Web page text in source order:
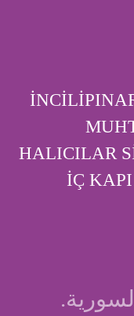
HALICILAR
İÇ
السورية.